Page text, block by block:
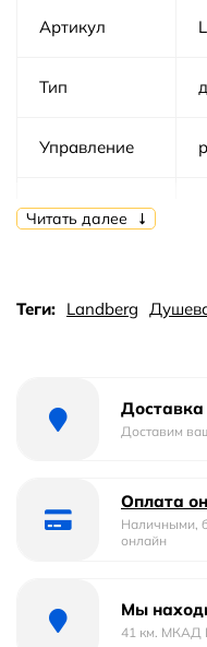
Артикул
Тип
Управление
Материал
Страна
Цвет
дизайна
Читать далее
Теги: Landberg
Доставка
Доставим
Оплата
Наличными,
онлайн
Мы
41 км. МКАД